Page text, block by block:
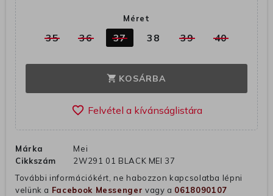
Méret
35 36 37 38 39 40
shopping_cart KOSÁRBA
favorite_border
Márka
Mei
Cikkszám
2W291 01 BLACK MEI 37
További információkért, ne habozzon kapcsolatba lépni
velünk a Facebook Messenger vagy a 0618090107